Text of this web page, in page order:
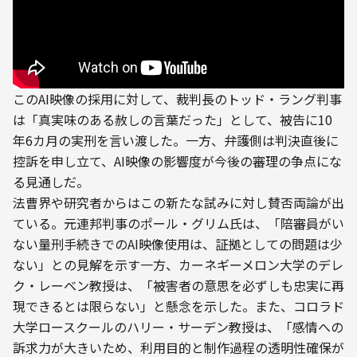
このAI映像の採用に対して、裁判長のトッド・ラング判事
は「真実味のある赦しの言葉だった」として、被告に10
年6カ月の実刑を言い渡した。一方、弁護側は判決直後に
控訴を申し立て、AI映像の影響度が今後の審理の争点にな
る見通しだ。
法曹界や研究者からはこの新たな試みに対し賛否両論が出
ている。元連邦判事のポール・グリム氏は、「陪審員がい
ない量刑手続きでのAI映像使用は、証拠としての問題は少
ない」との見解を示す一方、カーネギーメロン大学のデレ
ク・レーベン教授は、「被害者の意思を必ずしも忠実に再
現できるとは限らない」と懸念を示した。また、コロラド
大学ロースクールのハリー・サーデン教授は、「感情への
訴求力が大きいため、利用目的と制作過程の透明性確保が